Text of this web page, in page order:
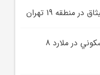
19 تهران
انفجار و آوار يک ساختمان مسکوني در ملارد 8